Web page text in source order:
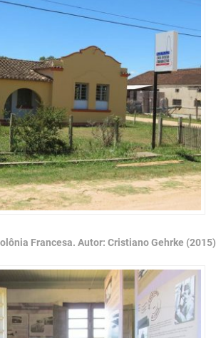
Francesa. Autor: Cristiano Gehrke (2015)